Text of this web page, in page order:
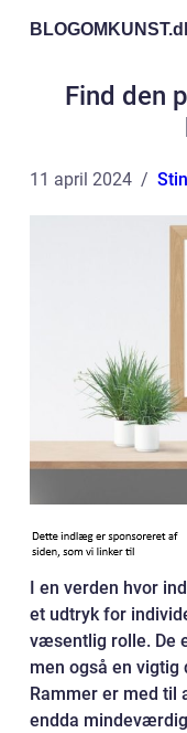
BLOGOMKUNST.
Find den
11 april 2024
I en verden hvor
et udtryk for
væsentlig rolle. De
men også en
Rammer er med
endda